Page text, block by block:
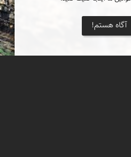
آگاه هستم!